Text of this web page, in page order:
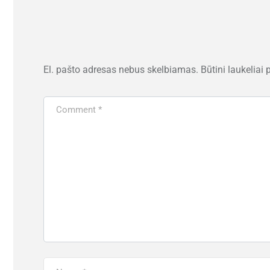
El. pašto adresas nebus skelbiamas. Būtini laukeliai